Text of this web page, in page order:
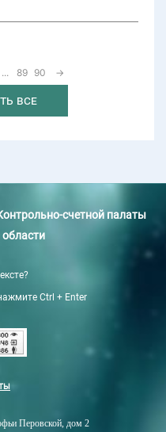
... 89 90 →
все
счетной палаты
Ctrl + Enter
Перовской, дом 2